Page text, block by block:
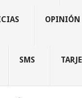
OPINIÓN
SMS